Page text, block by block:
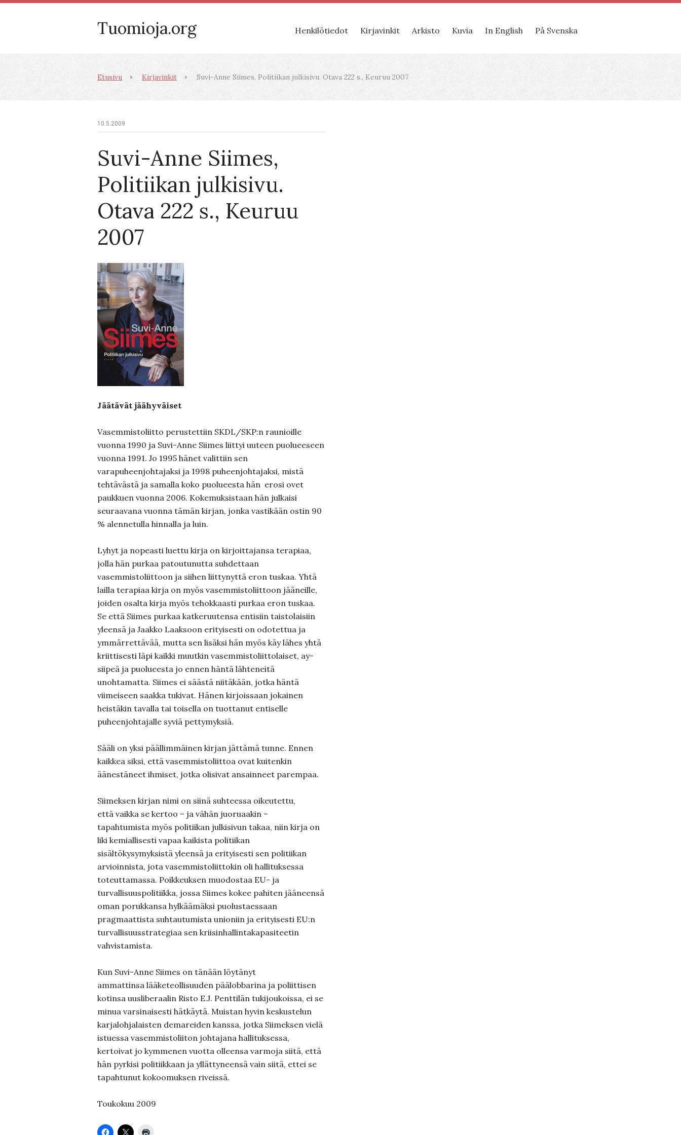
Tuomioja.org Henkilötiedot Kirjavinkit Arkisto Kuvia In English På Svenska
Etusivu Kirjavinkit Suvi-Anne Siimes, Politiikan julkisivu. Otava 222 s., Keuruu 2007
10.5.2009
Suvi-Anne Siimes,
Politiikan julkisivu.
Otava 222 s., Keuruu
2007
Jäätävät jäähyväiset
Vasemmistoliitto perustettiin SKDL/SKP:n raunioille
vuonna 1990 ja Suvi-Anne Siimes liittyi uuteen puolueeseen
vuonna 1991. Jo 1995 hänet valittiin sen
varapuheenjohtajaksi ja 1998 puheenjohtajaksi, mistä
tehtävästä ja samalla koko puolueesta hän erosi ovet
paukkuen vuonna 2006. Kokemuksistaan hän julkaisi
seuraavana vuonna tämän kirjan, jonka vastikään ostin 90
% alennetulla hinnalla ja luin.
Lyhyt ja nopeasti luettu kirja on kirjoittajansa terapiaa,
jolla hän purkaa patoutunutta suhdettaan
vasemmistoliittoon ja siihen liittynyttä eron tuskaa. Yhtä
lailla terapiaa kirja on myös vasemmistoliittoon jääneille,
joiden osalta kirja myös tehokkaasti purkaa eron tuskaa.
Se että Siimes purkaa katkeruutensa entisiin taistolaisiin
yleensä ja Jaakko Laaksoon erityisesti on odotettua ja
ymmärrettävää, mutta sen lisäksi hän myös käy lähes yhtä
kriittisesti läpi kaikki muutkin vasemmistoliittolaiset, ay-
siipeä ja puolueesta jo ennen häntä lähteneitä
unohtamatta. Siimes ei säästä niitäkään, jotka häntä
viimeiseen saakka tukivat. Hänen kirjoissaan jokainen
heistäkin tavalla tai toisella on tuottanut entiselle
puheenjohtajalle syviä pettymyksiä.
Sääli on yksi päällimmäinen kirjan jättämä tunne. Ennen
kaikkea siksi, että vasemmistoliittoa ovat kuitenkin
äänestäneet ihmiset, jotka olisivat ansainneet parempaa.
Siimeksen kirjan nimi on siinä suhteessa oikeutettu,
että vaikka se kertoo – ja vähän juoruaakin –
tapahtumista myös politiikan julkisivun takaa, niin kirja on
liki kemiallisesti vapaa kaikista politiikan
sisältökysymyksistä yleensä ja erityisesti sen politiikan
arvioinnista, jota vasemmistoliittokin oli hallituksessa
toteuttamassa. Poikkeuksen muodostaa EU- ja
turvallisuuspolitiikka, jossa Siimes kokee pahiten jääneensä
oman porukkansa hylkäämäksi puolustaessaan
pragmaattista suhtautumista unioniin ja erityisesti EU:n
turvallisuusstrategiaa sen kriisinhallintakapasiteetin
vahvistamista.
Kun Suvi-Anne Siimes on tänään löytänyt
ammattinsa lääketeollisuuden päälobbarina ja poliittisen
kotinsa uusliberaalin Risto E.J. Penttilän tukijoukoissa, ei se
minua varsinaisesti hätkäytä. Muistan hyvin keskustelun
karjalohjalaisten demareiden kanssa, jotka Siimeksen vielä
istuessa vasemmistoliiton johtajana hallituksessa,
kertoivat jo kymmenen vuotta olleensa varmoja siitä, että
hän pyrkisi politiikkaan ja yllättyneensä vain siitä, ettei se
tapahtunut kokoomuksen riveissä.
Toukokuu 2009